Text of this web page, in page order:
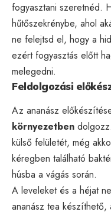
fogyasztani szeretnéd.
hűtőszekrénybe, ahol
ne felejtsd el, hogy a
ezért fogyasztás előtt
melegedni.
Feldolgozási
Az ananász
környezetben
külső felületét, még
kéregben található
húsba a vágás során.
A leveleket és a héjat
ananász tea készíthető,